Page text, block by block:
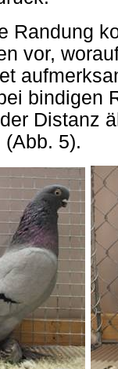
Randung
vor,
bindigen
Distanz
5).